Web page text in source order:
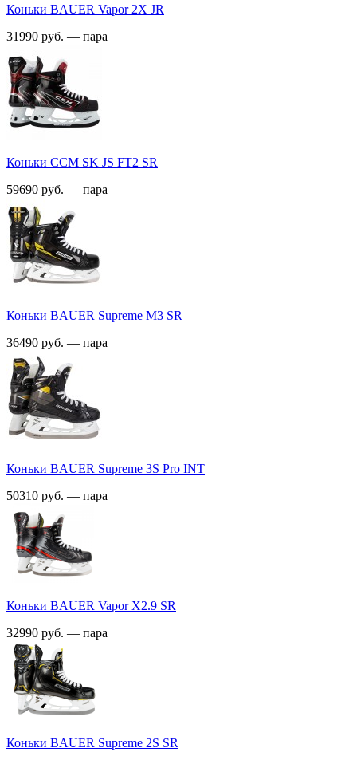
Коньки BAUER Vapor 2X JR
31990 руб. — пара
Коньки CСM SK JS FT2 SR
59690 руб. — пара
Коньки BAUER Supreme M3 SR
36490 руб. — пара
Коньки BAUER Supreme 3S Pro INT
50310 руб. — пара
Коньки BAUER Vapor X2.9 SR
32990 руб. — пара
Коньки BAUER Supreme 2S SR